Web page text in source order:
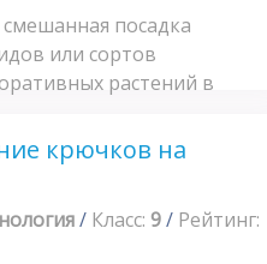
посадка
или сортов
растений в
крючков на
/ Класс: 9/ Рейтинг: